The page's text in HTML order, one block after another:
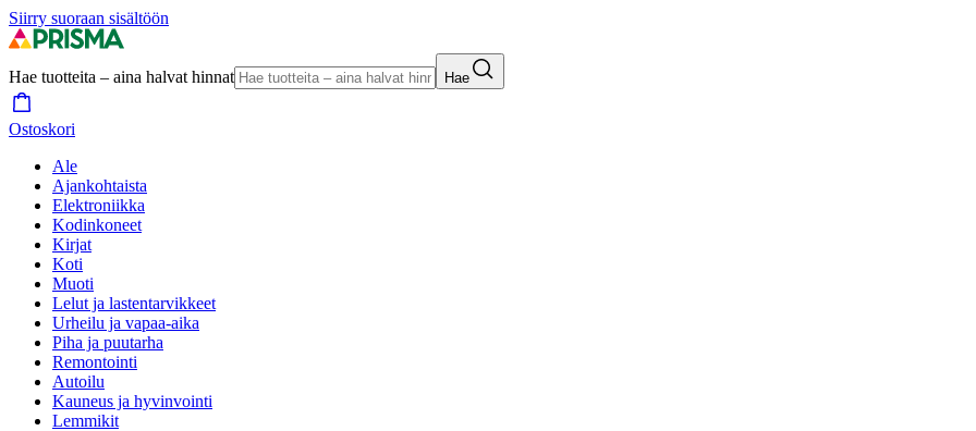
Siirry suoraan sisältöön
Hae tuotteita – aina halvat hinnat Hae
Ostoskori
Ale
Ajankohtaista
Elektroniikka
Kodinkoneet
Kirjat
Koti
Muoti
Lelut ja lastentarvikkeet
Urheilu ja vapaa-aika
Piha ja puutarha
Remontointi
Autoilu
Kauneus ja hyvinvointi
Lemmikit